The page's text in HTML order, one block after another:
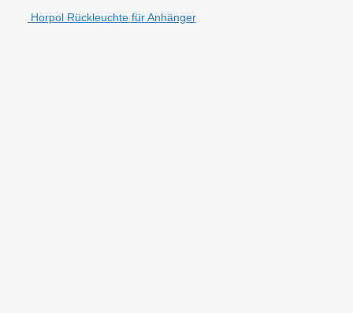
Horpol Rückleuchte für Anhänger